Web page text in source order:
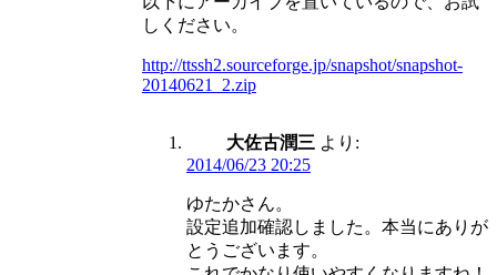
しください。
http://ttssh2.sourceforge.jp/snapshot/snapshot-
20140621_2.zip
大佐古潤三 より:
2014/06/23 20:25
ゆたかさん。
設定追加確認しました。本当にありが
とうございます。